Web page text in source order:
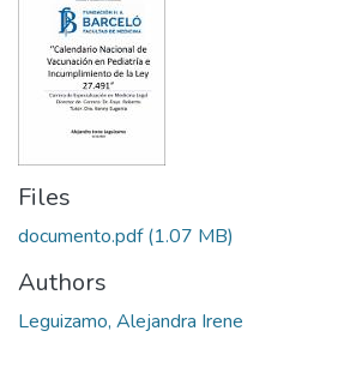
Files
documento.pdf(1.07 MB)
Authors
Leguizamo, Alejandra Irene